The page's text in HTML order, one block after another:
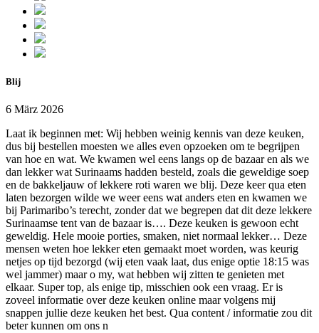
Blij
6 März 2026
Laat ik beginnen met: Wij hebben weinig kennis van deze keuken,
dus bij bestellen moesten we alles even opzoeken om te begrijpen
van hoe en wat. We kwamen wel eens langs op de bazaar en als we
dan lekker wat Surinaams hadden besteld, zoals die geweldige soep
en de bakkeljauw of lekkere roti waren we blij. Deze keer qua eten
laten bezorgen wilde we weer eens wat anders eten en kwamen we
bij Parimaribo’s terecht, zonder dat we begrepen dat dit deze lekkere
Surinaamse tent van de bazaar is…. Deze keuken is gewoon echt
geweldig. Hele mooie porties, smaken, niet normaal lekker… Deze
mensen weten hoe lekker eten gemaakt moet worden, was keurig
netjes op tijd bezorgd (wij eten vaak laat, dus enige optie 18:15 was
wel jammer) maar o my, wat hebben wij zitten te genieten met
elkaar. Super top, als enige tip, misschien ook een vraag. Er is
zoveel informatie over deze keuken online maar volgens mij
snappen jullie deze keuken het best. Qua content / informatie zou dit
beter kunnen om ons n